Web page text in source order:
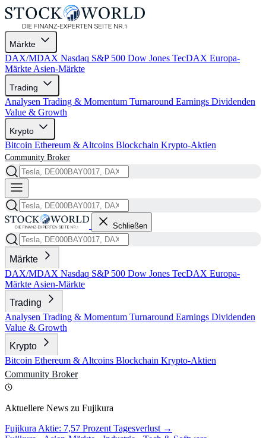
Märkte
DAX/MDAX Nasdaq S&P 500 Dow Jones TecDAX Europa-
Märkte Asien-Märkte
Trading
Analysen Trading & Momentum Turnaround Earnings Dividenden
Value & Growth
Krypto
Bitcoin Ethereum & Altcoins Blockchain Krypto-Aktien
Community Broker
Schließen
Märkte
DAX/MDAX Nasdaq S&P 500 Dow Jones TecDAX Europa-
Märkte Asien-Märkte
Trading
Analysen Trading & Momentum Turnaround Earnings Dividenden
Value & Growth
Krypto
Bitcoin Ethereum & Altcoins Blockchain Krypto-Aktien
Community Broker
Aktuellere News zu Fujikura
Fujikura Aktie: 7,57 Prozent Tagesverlust →